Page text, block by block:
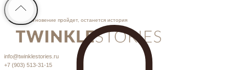
Мгновение пройдет, останется история
info@twinklestories.ru
+7 (903) 513-31-15